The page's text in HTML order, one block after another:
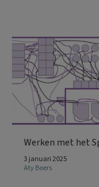
Werken met het
3 januari 2025
Aty Boers